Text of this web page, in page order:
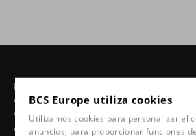
BCS Europe utiliza cookies
Utilizamos cookies para personalizar el
anuncios, para proporcionar funciones
Productos
Sillas 24 horas
Sillas giratorias
Asientos de coche ergonómicos